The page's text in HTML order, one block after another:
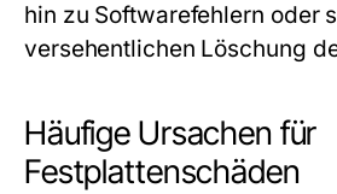
hin zu Softwarefehlern oder
versehentlichen Löschung
Häufige Ursachen für
Festplattenschäden